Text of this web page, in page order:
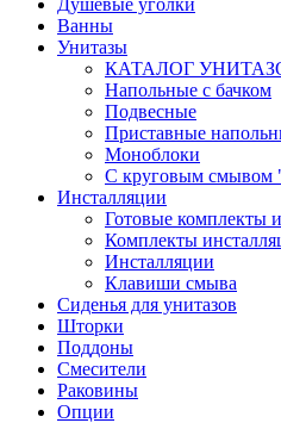
Душевые уголки
Ванны
Унитазы
КАТАЛОГ
Напольные с бачком
Подвесные
Приставные
Моноблоки
С круговым смывом
Инсталляции
Готовые комплекты
Комплекты
Инсталляции
Клавиши смыва
Сиденья для унитазов
Шторки
Поддоны
Смесители
Раковины
Опции